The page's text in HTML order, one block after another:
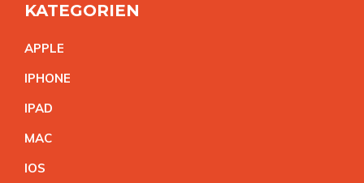
KATEGORIEN
APPLE
IPHONE
IPAD
MAC
IOS